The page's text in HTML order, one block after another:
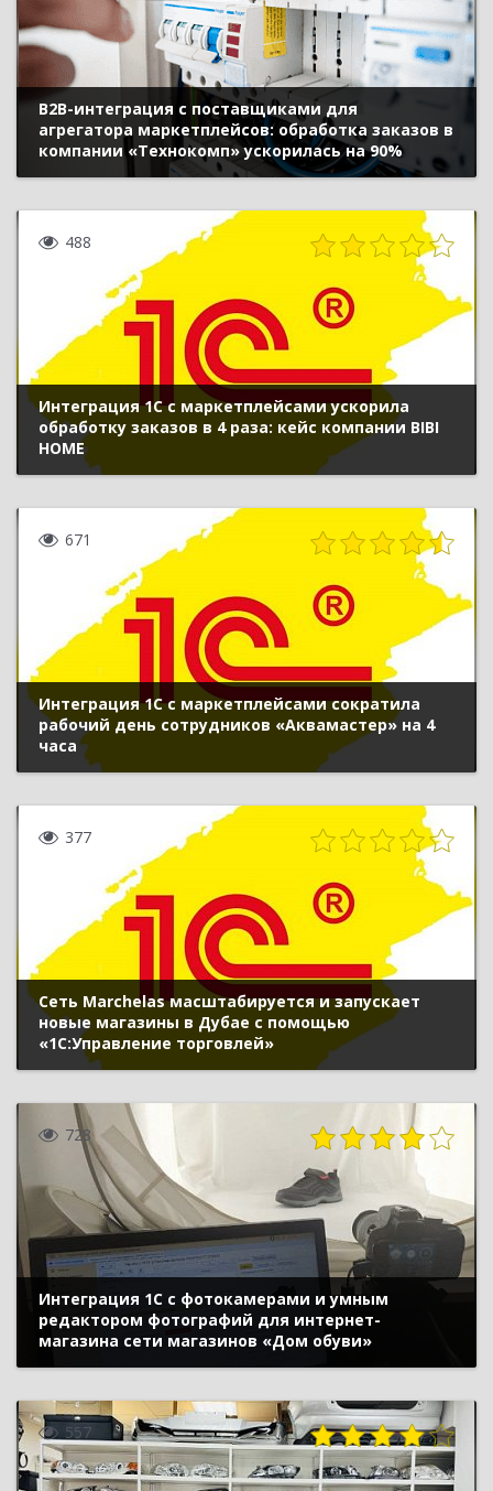
B2B-интеграция с поставщиками для
агрегатора маркетплейсов: обработка заказов в
компании «Технокомп» ускорилась на 90%
488
Интеграция 1С с маркетплейсами ускорила
обработку заказов в 4 раза: кейс компании BIBI
HOME
671
Интеграция 1С с маркетплейсами сократила
рабочий день сотрудников «Аквамастер» на 4
часа
377
Сеть Marchelas масштабируется и запускает
новые магазины в Дубае с помощью
«1С:Управление торговлей»
728
Интеграция 1С с фотокамерами и умным
редактором фотографий для интернет-
магазина сети магазинов «Дом обуви»
557